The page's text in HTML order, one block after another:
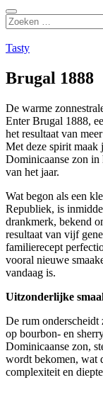
Zoeken
Zoeken
naar:
Tasty
Brugal 1888
De warme
Enter Brugal 1888,
het resultaat van
Met deze spirit
Dominicaanse zon
van het jaar.
Wat begon als een
Republiek, is
drankmerk, bekend
resultaat van vijf
familierecept
vooral nieuwe
vandaag is.
Uitzonderlijke
De rum
op bourbon- en
Dominicaanse zon,
wordt bekomen, wat
complexiteit en